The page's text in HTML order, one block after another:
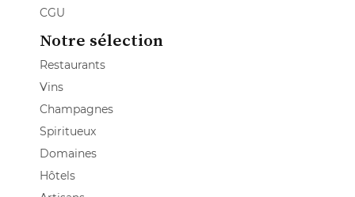
CGU
Notre sélection
Restaurants
Vins
Champagnes
Spiritueux
Domaines
Hôtels